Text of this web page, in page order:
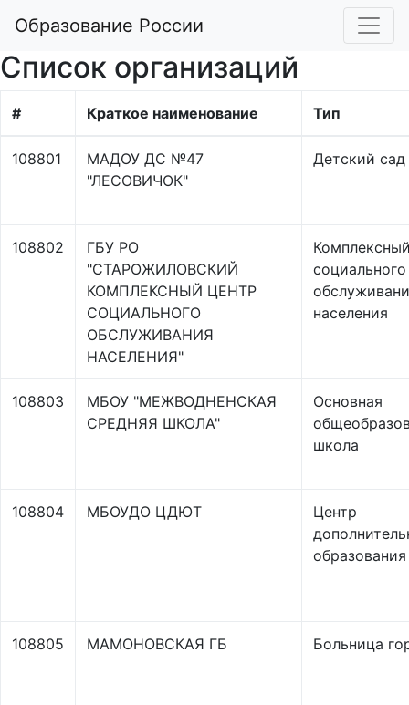
Образование России
Список организаций
# Краткое наименование Тип
108801
МАДОУ ДС №47
"ЛЕСОВИЧОК"
Детский сад
108802
ГБУ РО
"СТАРОЖИЛОВСКИЙ
КОМПЛЕКСНЫЙ ЦЕНТР
СОЦИАЛЬНОГО
ОБСЛУЖИВАНИЯ
НАСЕЛЕНИЯ"
социального
населения
108803
МБОУ "МЕЖВОДНЕНСКАЯ
СРЕДНЯЯ ШКОЛА"
Основная
школа
108804 МБОУДО ЦДЮТ
Центр
108805 МАМОНОВСКАЯ ГБ Больница